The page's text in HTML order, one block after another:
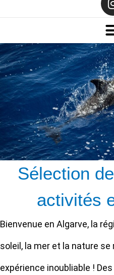
Sélection
activités
Bienvenue en Algarve, la
soleil, la mer et la nature
expérience inoubliable !